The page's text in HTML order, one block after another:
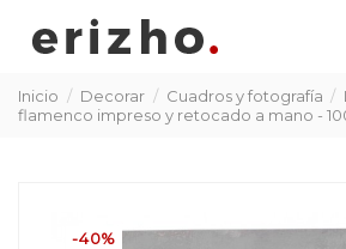
Inicio Decorar Cuadros y fotografía
flamenco impreso y retocado a mano -
-40%